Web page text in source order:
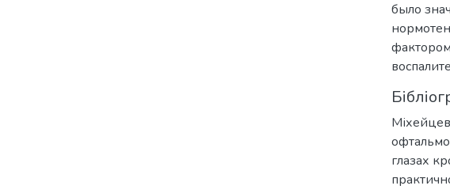
было
глазах